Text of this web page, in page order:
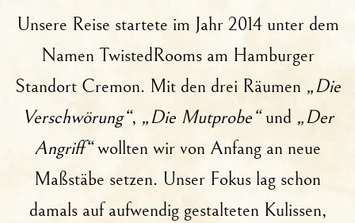
Unsere Reise startete im Jahr 2014 unter dem
Namen TwistedRoomsam Hamburger
Standort Cremon. Mit den drei Räumen „Die
Verschwörung“, „Die Mutprobe“und „Der
Angriff“wollten wir von Anfang an neue
Maßstäbe setzen. Unser Fokus lag schon
damals auf aufwendig gestalteten Kulissen,